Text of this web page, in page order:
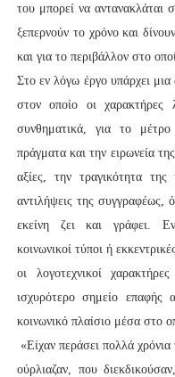
του μπορεί να αντανακλάται
ξεπερνούν το χρόνο και
και για το περιβάλλον στο
Στο εν λόγω έργο υπάρχει
στον οποίο οι χαρακτήρες
συνθηματικά, για το
πράγματα και την ειρωνεία
αξίες, την τραγικότητα
αντιλήψεις της συγγραφέως,
εκείνη ζει και γράφει.
κοινωνικοί τύποι ή
οι λογοτεχνικοί
ισχυρότερο σημείο επαφής
κοινωνικό πλαίσιο μέσα στο
«Είχαν περάσει πολλά
ούρλιαζαν, που